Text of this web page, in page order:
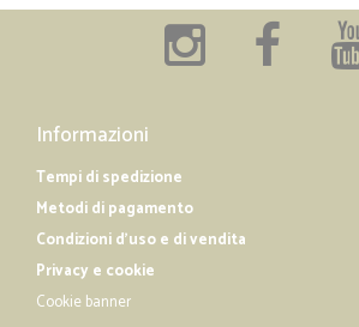
—Isabella G.
Ottimo servizio anche in zone ignorare…
Informazioni
Tempi di spedizione
Metodi di pagamento
Condizioni d'uso e di vendita
Privacy e cookie
Cookie banner